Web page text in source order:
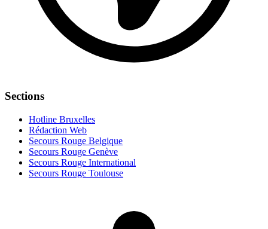
Sections
Hotline Bruxelles
Rédaction Web
Secours Rouge Belgique
Secours Rouge Genève
Secours Rouge International
Secours Rouge Toulouse